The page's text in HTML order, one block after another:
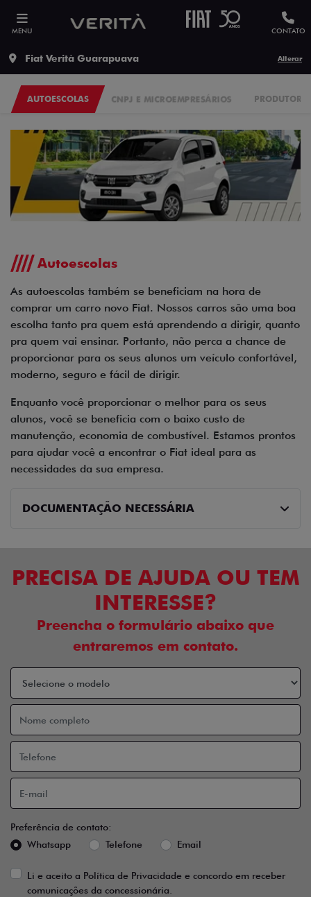
MENU CONTATO
Fiat Verità Guarapuava Alterar
CNPJ E MICROEMPRESÁRIOS
AUTOESCOLAS
Autoescolas
As autoescolas também se beneficiam na hora de
comprar um carro novo Fiat. Nossos carros são uma boa
escolha tanto pra quem está aprendendo a dirigir, quanto
pra quem vai ensinar. Portanto, não perca a chance de
proporcionar para os seus alunos um veículo confortável,
moderno, seguro e fácil de dirigir.
Enquanto você proporcionar o melhor para os seus
alunos, você se beneficia com o baixo custo de
manutenção, economia de combustível. Estamos prontos
para ajudar você a encontrar o Fiat ideal para as
necessidades da sua empresa.
DOCUMENTAÇÃO NECESSÁRIA
PRECISA DE AJUDA OU TEM
INTERESSE?
Preencha o formulário abaixo que
entraremos em contato.
Preferência de contato:
Whatsapp
Telefone Email
Li e aceito a Política de Privacidade e concordo em receber
comunicações da concessionária.